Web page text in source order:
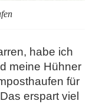
habe ich
meine Hühner
für
erspart viel